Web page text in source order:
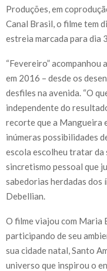
Produções, em
Canal Brasil, o filme tem
estreia marcada para dia
“Fevereiro”
em 2016 – desde os
desfiles na avenida. “O
independente do
recorte que a Mangueira
inúmeras possibilidades
escola escolheu tratar da
sincretismo pessoal que
sabedorias herdadas dos
Debellian.
O filme viajou com Maria
participando de seu
sua cidade natal, Santo
universo que inspirou o